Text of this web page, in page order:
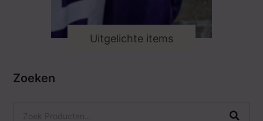
Uitgelichte items
Zoeken